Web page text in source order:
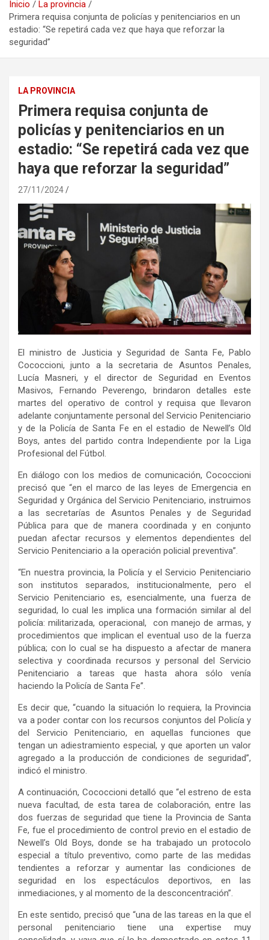
Inicio
La provincia
Primera requisa conjunta de policías y penitenciarios en un
estadio: “Se repetirá cada vez que haya que reforzar la
seguridad”
LA PROVINCIA
Primera requisa conjunta de
policías y penitenciarios en un
estadio: “Se repetirá cada vez que
haya que reforzar la seguridad”
27/11/2024
El ministro de Justicia y Seguridad de Santa Fe, Pablo
Cococcioni, junto a la secretaria de Asuntos Penales,
Lucía Masneri, y el director de Seguridad en Eventos
Masivos, Fernando Peverengo, brindaron detalles este
martes del operativo de control y requisa que llevaron
adelante conjuntamente personal del Servicio Penitenciario
y de la Policía de Santa Fe en el estadio de Newell’s Old
Boys, antes del partido contra Independiente por la Liga
Profesional del Fútbol.
En diálogo con los medios de comunicación, Cococcioni
precisó que “en el marco de las leyes de Emergencia en
Seguridad y Orgánica del Servicio Penitenciario, instruimos
a las secretarías de Asuntos Penales y de Seguridad
Pública para que de manera coordinada y en conjunto
puedan afectar recursos y elementos dependientes del
Servicio Penitenciario a la operación policial preventiva”.
“En nuestra provincia, la Policía y el Servicio Penitenciario
son institutos separados, institucionalmente, pero el
Servicio Penitenciario es, esencialmente, una fuerza de
seguridad, lo cual les implica una formación similar al del
policía: militarizada, operacional, con manejo de armas, y
procedimientos que implican el eventual uso de la fuerza
pública; con lo cual se ha dispuesto a afectar de manera
selectiva y coordinada recursos y personal del Servicio
Penitenciario a tareas que hasta ahora sólo venía
haciendo la Policía de Santa Fe”.
Es decir que, “cuando la situación lo requiera, la Provincia
va a poder contar con los recursos conjuntos del Policía y
del Servicio Penitenciario, en aquellas funciones que
tengan un adiestramiento especial, y que aporten un valor
agregado a la producción de condiciones de seguridad”,
indicó el ministro.
A continuación, Cococcioni detalló que “el estreno de esta
nueva facultad, de esta tarea de colaboración, entre las
dos fuerzas de seguridad que tiene la Provincia de Santa
Fe, fue el procedimiento de control previo en el estadio de
Newell’s Old Boys, donde se ha trabajado un protocolo
especial a título preventivo, como parte de las medidas
tendientes a reforzar y aumentar las condiciones de
seguridad en los espectáculos deportivos, en las
inmediaciones, y al momento de la desconcentración”.
En este sentido, precisó que “una de las tareas en la que el
personal penitenciario tiene una expertise muy